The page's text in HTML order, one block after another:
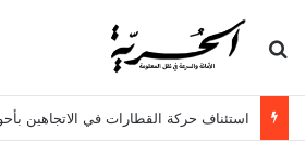
بحث عن
استئناف حركة القطارات في الاتجاهين